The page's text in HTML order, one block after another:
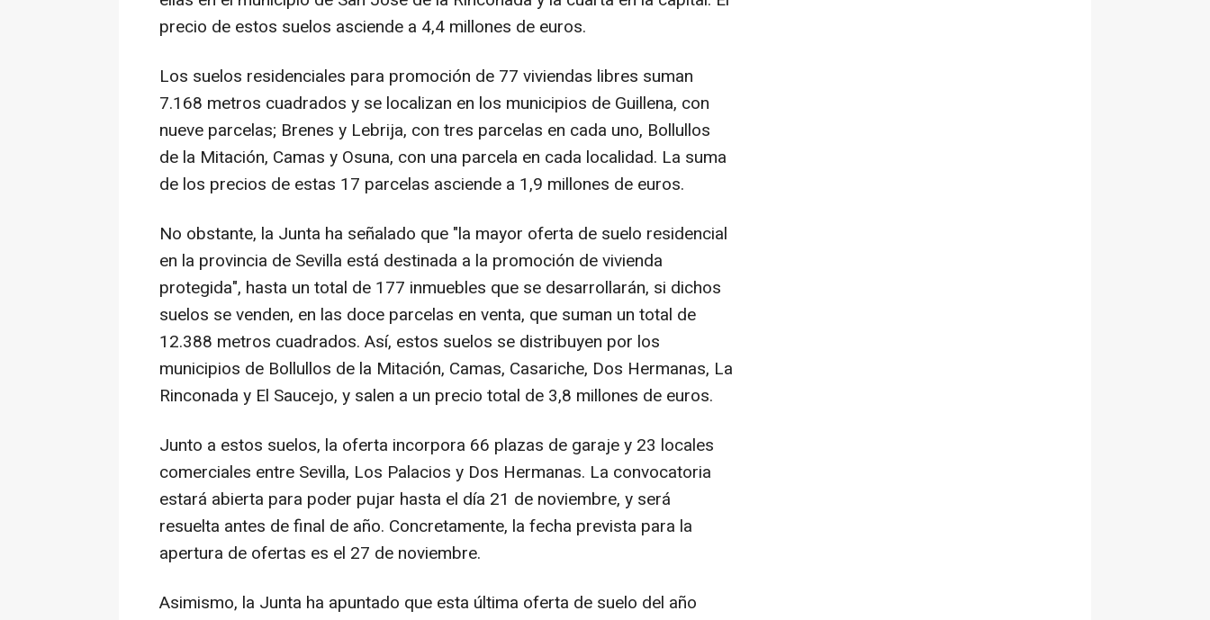
precio de estos suelos asciende a 4,4 millones de euros.
Los suelos residenciales para promoción de 77 viviendas libres suman
7.168 metros cuadrados y se localizan en los municipios de Guillena, con
nueve parcelas; Brenes y Lebrija, con tres parcelas en cada uno, Bollullos
de la Mitación, Camas y Osuna, con una parcela en cada localidad. La suma
de los precios de estas 17 parcelas asciende a 1,9 millones de euros.
No obstante, la Junta ha señalado que "la mayor oferta de suelo residencial
en la provincia de Sevilla está destinada a la promoción de vivienda
protegida", hasta un total de 177 inmuebles que se desarrollarán, si dichos
suelos se venden, en las doce parcelas en venta, que suman un total de
12.388 metros cuadrados. Así, estos suelos se distribuyen por los
municipios de Bollullos de la Mitación, Camas, Casariche, Dos Hermanas, La
Rinconada y El Saucejo, y salen a un precio total de 3,8 millones de euros.
Junto a estos suelos, la oferta incorpora 66 plazas de garaje y 23 locales
comerciales entre Sevilla, Los Palacios y Dos Hermanas. La convocatoria
estará abierta para poder pujar hasta el día 21 de noviembre, y será
resuelta antes de final de año. Concretamente, la fecha prevista para la
apertura de ofertas es el 27 de noviembre.
Asimismo, la Junta ha apuntado que esta última oferta de suelo del año